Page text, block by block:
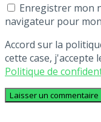
Enregistrer mon
navigateur pour
Accord sur la
cette case, j'accepte
Politique de